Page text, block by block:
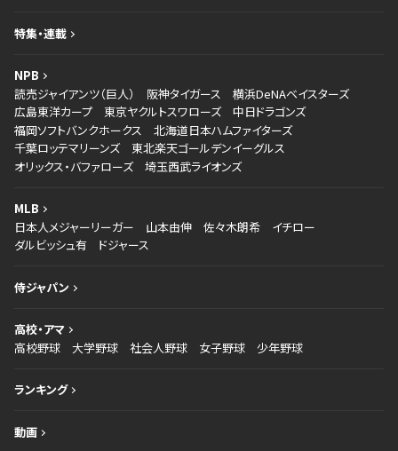
特集・連載
NPB
読売ジャイアンツ（巨人）
阪神タイガース
横浜DeNAベイスターズ
広島東洋カープ
東京ヤクルトスワローズ
中日ドラゴンズ
福岡ソフトバンクホークス
北海道日本ハムファイターズ
千葉ロッテマリーンズ
東北楽天ゴールデンイーグルス
オリックス・バファローズ
埼玉西武ライオンズ
MLB
日本人メジャーリーガー
山本由伸 佐々木朗希
イチロー
ダルビッシュ有
ドジャース
侍ジャパン
高校・アマ
高校野球
大学野球 社会人野球 女子野球 少年野球
ランキング
動画